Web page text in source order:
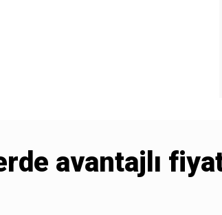
avantajlı